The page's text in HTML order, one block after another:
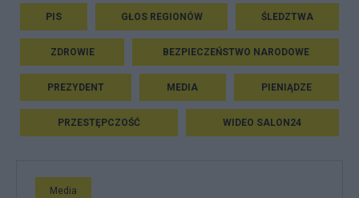
PIS GŁOS REGIONÓW ŚLEDZTWA
ZDROWIE BEZPIECZEŃSTWO NARODOWE
PREZYDENT MEDIA PIENIĄDZE
PRZESTĘPCZOŚĆ WIDEO SALON24
Media